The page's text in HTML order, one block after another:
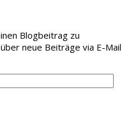
Blogbeitrag zu
neue Beiträge via E-Mail